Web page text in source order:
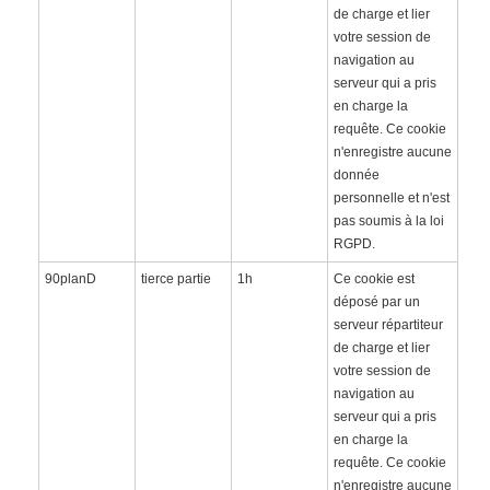
de charge et lier
votre session de
navigation au
serveur qui a pris
en charge la
requête. Ce cookie
n'enregistre aucune
donnée
personnelle et n'est
pas soumis à la loi
RGPD.
90planD tierce partie 1h
Ce cookie est
déposé par un
serveur répartiteur
de charge et lier
votre session de
navigation au
serveur qui a pris
en charge la
requête. Ce cookie
n'enregistre aucune